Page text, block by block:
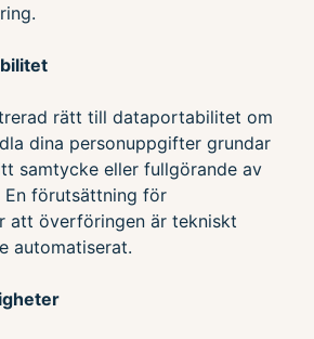
rätt till dataportabilitet om
dina personuppgifter grundar
samtycke eller fullgörande av
förutsättning för
att överföringen är tekniskt
automatiserat.